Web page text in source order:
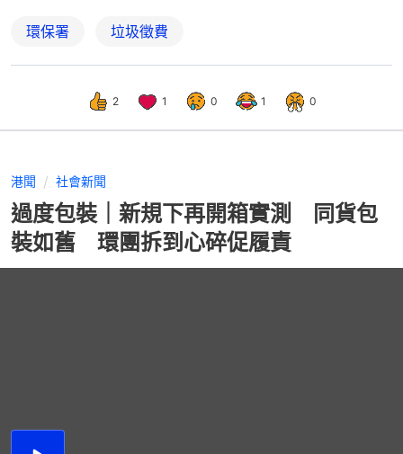
環保署 垃圾徵費
2 1 0 1 0
港聞 社會新聞
過度包裝｜新規下再開箱實測 同貨包
裝如舊 環團拆到心碎促履責